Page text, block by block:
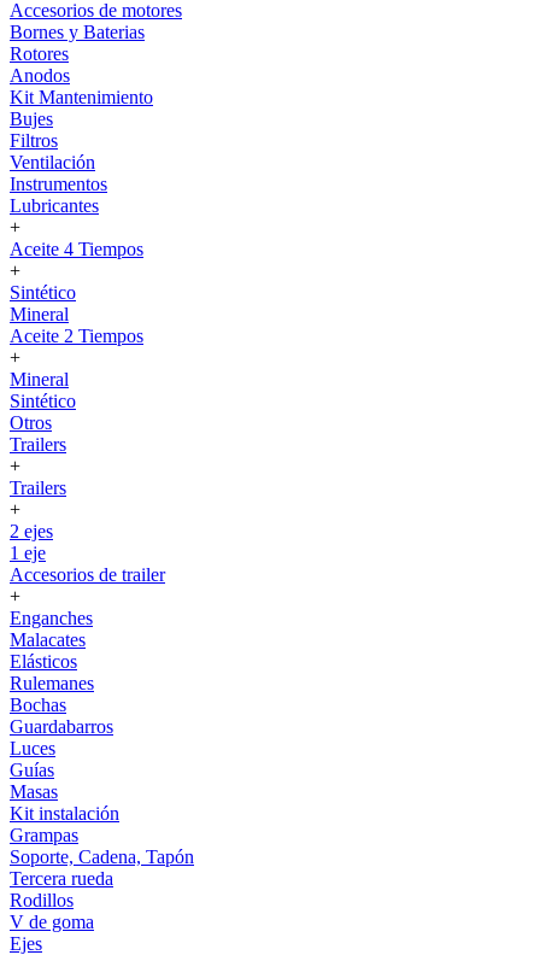
Accesorios de motores
Bornes y Baterias
Rotores
Anodos
Kit Mantenimiento
Bujes
Filtros
Ventilación
Instrumentos
Lubricantes
+
Aceite 4 Tiempos
+
Sintético
Mineral
Aceite 2 Tiempos
+
Mineral
Sintético
Otros
Trailers
+
Trailers
+
2 ejes
1 eje
Accesorios de trailer
+
Enganches
Malacates
Elásticos
Rulemanes
Bochas
Guardabarros
Luces
Guías
Masas
Kit instalación
Grampas
Soporte, Cadena, Tapón
Tercera rueda
Rodillos
V de goma
Ejes